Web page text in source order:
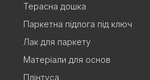
Терасна дошка
Паркетна підлога під ключ
Лак для паркету
Матеріали для основ
Плінтуса